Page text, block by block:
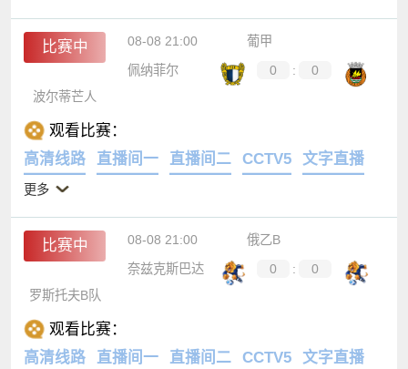
比赛中 08-08 21:00
葡甲
佩纳菲尔
0 :
0
波尔蒂芒人
观看比赛：
高清线路
直播间一 直播间二 CCTV5 文字直播
更多
比赛中 08-08 21:00
俄乙B
奈兹克斯巴达
0 :
0
罗斯托夫B队
观看比赛：
高清线路
直播间一 直播间二 CCTV5 文字直播